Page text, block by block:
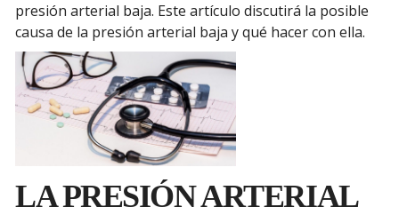
presión arterial baja. Este artículo discutirá la posible
causa de la presión arterial baja y qué hacer con ella.
LA PRESIÓN ARTERIAL